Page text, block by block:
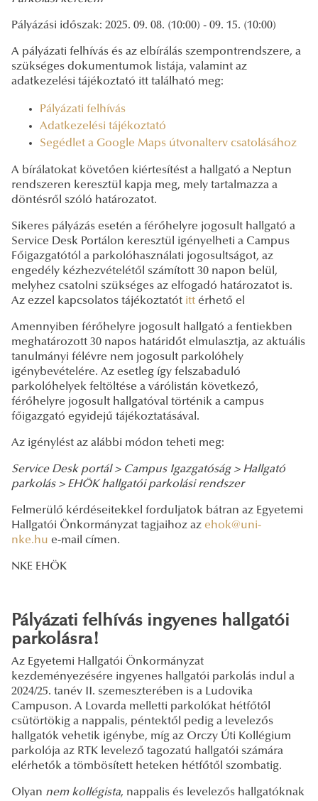
Pályázási időszak: 2025. 09. 08. (10:00) - 09. 15. (10:00)
A pályázati felhívás és az elbírálás szempontrendszere, a
szükséges dokumentumok listája, valamint az
adatkezelési tájékoztató itt található meg:
Pályázati felhívás
Adatkezelési tájékoztató
Segédlet a Google Maps útvonalterv csatolásához
A bírálatokat követően kiértesítést a hallgató a Neptun
rendszeren keresztül kapja meg, mely tartalmazza a
döntésről szóló határozatot.
Sikeres pályázás esetén a férőhelyre jogosult hallgató a
Service Desk Portálon keresztül igényelheti a Campus
Főigazgatótól a parkolóhasználati jogosultságot, az
engedély kézhezvételétől számított 30 napon belül,
melyhez csatolni szükséges az elfogadó határozatot is.
Az ezzel kapcsolatos tájékoztatót itt érhető el
Amennyiben férőhelyre jogosult hallgató a fentiekben
meghatározott 30 napos határidőt elmulasztja, az aktuális
tanulmányi félévre nem jogosult parkolóhely
igénybevételére. Az esetleg így felszabaduló
parkolóhelyek feltöltése a várólistán következő,
férőhelyre jogosult hallgatóval történik a campus
főigazgató egyidejű tájékoztatásával.
Az igénylést az alábbi módon teheti meg:
Service Desk portál > Campus Igazgatóság > Hallgató
parkolás > EHÖK hallgatói parkolási rendszer
Felmerülő kérdéseitekkel forduljatok bátran az Egyetemi
Hallgatói Önkormányzat tagjaihoz az ehok@uni-
nke.hu e-mail címen.
NKE EHÖK
Pályázati felhívás ingyenes hallgatói
parkolásra!
Az Egyetemi Hallgatói Önkormányzat
kezdeményezésére ingyenes hallgatói parkolás indul a
2024/25. tanév II. szemeszterében is a Ludovika
Campuson. A Lovarda melletti parkolókat hétfőtől
csütörtökig a nappalis, péntektől pedig a levelezős
hallgatók vehetik igénybe, míg az Orczy Úti Kollégium
parkolója az RTK levelező tagozatú hallgatói számára
elérhetők a tömbösített heteken hétfőtől szombatig.
Olyan nem kollégista, nappalis és levelezős hallgatóknak